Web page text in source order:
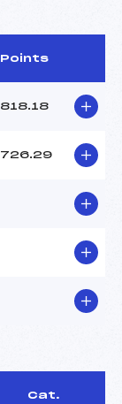
Points
818.18
726.29
Cat.